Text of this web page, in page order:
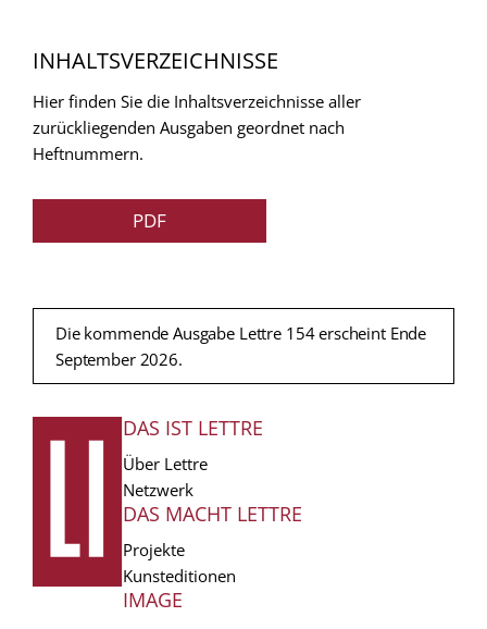
INHALTSVERZEICHNISSE
Hier finden Sie die Inhaltsverzeichnisse aller
zurückliegenden Ausgaben geordnet nach
Heftnummern.
PDF
Die kommende Ausgabe Lettre 154 erscheint Ende
September 2026.
FUSSZEILE
DAS IST LETTRE
Über Lettre
Netzwerk
DAS MACHT LETTRE
Projekte
Kunsteditionen
IMAGE